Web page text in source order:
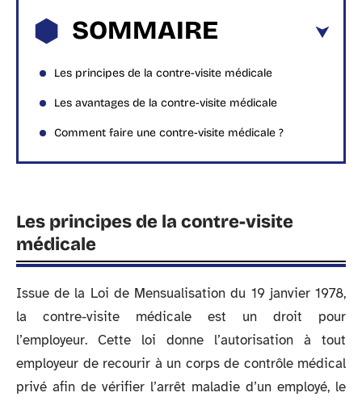
SOMMAIRE
Les principes de la contre-visite médicale
Les avantages de la contre-visite médicale
Comment faire une contre-visite médicale ?
Les principes de la contre-visite
médicale
Issue de la Loi de Mensualisation du 19 janvier 1978,
la contre-visite médicale est un droit pour
l’employeur. Cette loi donne l’autorisation à tout
employeur de recourir à un corps de contrôle médical
privé afin de vérifier l’arrêt maladie d’un employé, le